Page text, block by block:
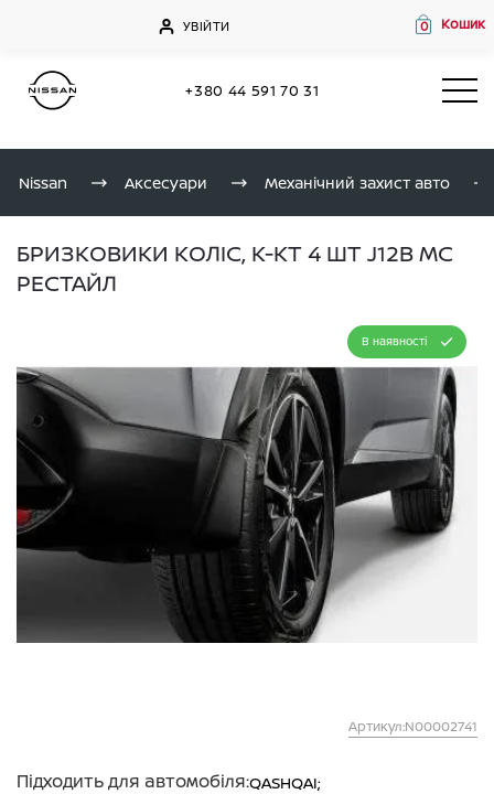
УВІЙТИ 0 Кошик
+380 44 591 70 31
Nissan Аксесуари Механічний захист авто
БРИЗКОВИКИ КОЛІС, К-КТ 4 ШТ J12B MC
РЕСТАЙЛ
В наявності
Артикул:N00002741
Підходить для автомобіля:QASHQAI;